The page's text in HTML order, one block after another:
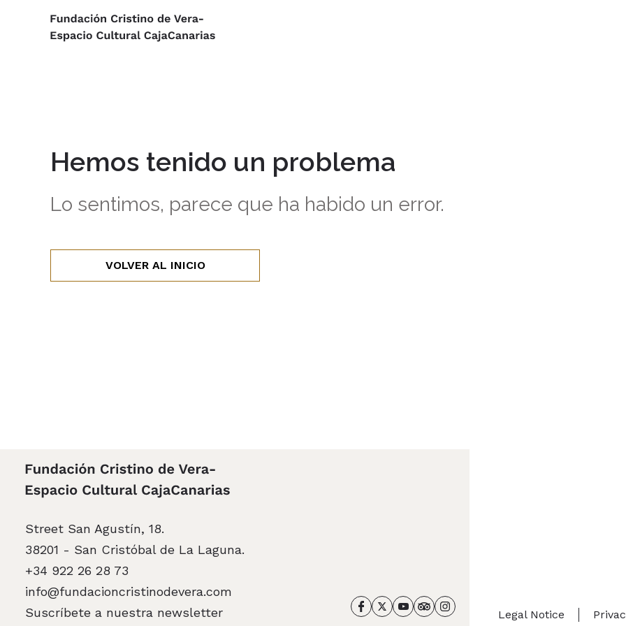
Hemos tenido un problema
Lo sentimos, parece que ha habido un error.
VOLVER AL INICIO
Street San Agustín, 18.
38201 - San Cristóbal de La Laguna.
+34 922 26 28 73
info@fundacioncristinodevera.com
Suscríbete a nuestra newsletter
Legal Notice